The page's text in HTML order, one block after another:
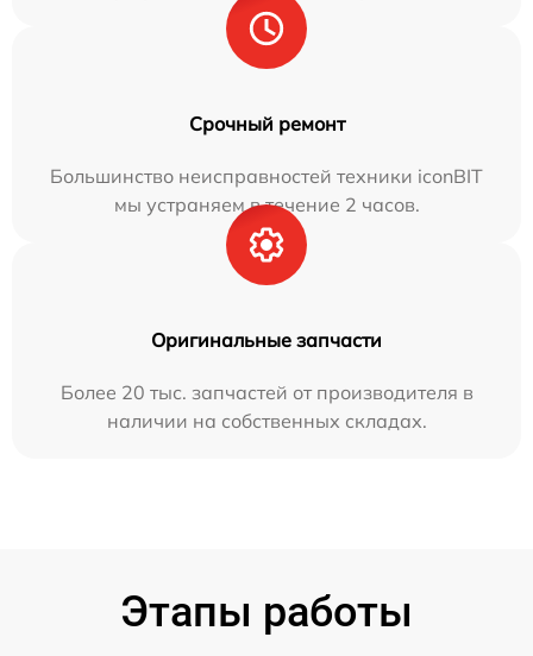
Срочный ремонт
Большинство неисправностей техники iconBIT
мы устраняем в течение 2 часов.
Оригинальные запчасти
Более 20 тыс. запчастей от производителя в
наличии на собственных складах.
Этапы работы